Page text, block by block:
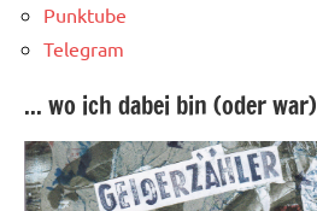
Punktube
Telegram
... wo ich dabei bin (oder war)